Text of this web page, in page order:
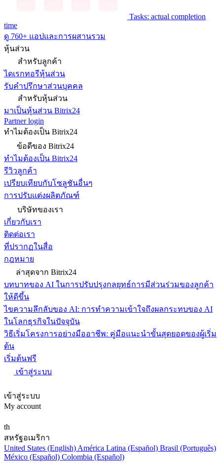
Tasks: actual completion
time
ดู 760+ แอปและการผสานรวม
หุ้นส่วน
สำหรับลูกค้า
ไดเรกทอรีหุ้นส่วน
รับคำปรึกษาส่วนบุคคล
สำหรับหุ้นส่วน
มาเป็นหุ้นส่วน Bitrix24
Partner login
ทำไมต้องเป็น Bitrix24
ข้อดีของ Bitrix24
ทำไมต้องเป็น Bitrix24
รีวิวลูกค้า
เปรียบเทียบกับโซลูชันอื่นๆ
การปรับแต่งผลิตภัณฑ์
บริษัทของเรา
เกี่ยวกับเรา
ติดต่อเรา
ที่ปรากฏในสื่อ
กฎหมาย
ล่าสุดจาก Bitrix24
บทบาทของ AI ในการปรับปรุงกลยุทธ์การมีส่วนร่วมของลูกค้า
ให้ดีขึ้น
ไขความลึกลับของ AI: การทำความเข้าใจถึงผลกระทบของ AI
ในโลกธุรกิจในปัจจุบัน
วิธีเริ่มโครงการอย่างมืออาชีพ: คู่มือแนะนำขั้นสุดยอดของผู้เริ่ม
ต้น
เริ่มต้นฟรี
เข้าสู่ระบบ
เข้าสู่ระบบ
My account
th
สหรัฐอเมริกา
United States (English) América Latina (Español) Brasil (Português)
México (Español) Colombia (Español)